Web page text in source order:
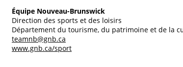
Équipe Nouveau-Brunswick
Direction des sports et des loisirs
Département du tourisme, du patrimoine et de la
teamnb@gnb.ca
www.gnb.ca/sport